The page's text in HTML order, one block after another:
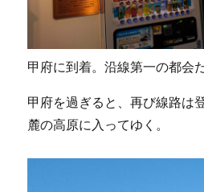
甲府に到着。沿線第一の都会
甲府を過ぎると、再び線路は
麓の高原に入ってゆく。